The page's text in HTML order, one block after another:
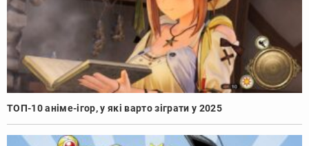
ТОП-10 аніме-ігор, у які варто зіграти у 2025